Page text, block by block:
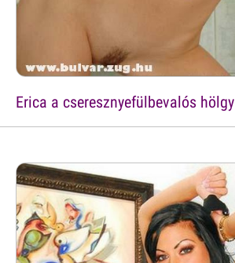
Erica a cseresznyefülbevalós hölgy